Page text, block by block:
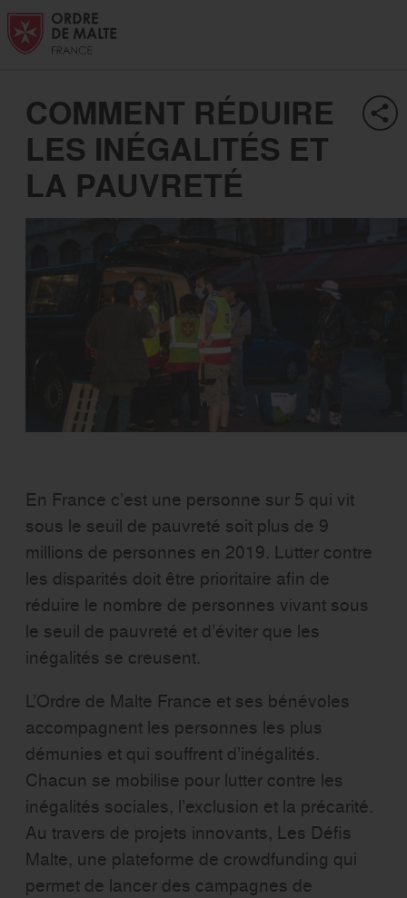
Aller au contenu
Aller à la recherche
Aller au menu
COMMENT RÉDUIRE
LES INÉGALITÉS ET
LA PAUVRETÉ
En France c’est une personne sur 5 qui vit
sous le seuil de pauvreté soit plus de 9
millions de personnes en 2019. Lutter contre
les disparités doit être prioritaire afin de
réduire le nombre de personnes vivant sous
le seuil de pauvreté et d’éviter que les
inégalités se creusent.
L’Ordre de Malte France et ses bénévoles
accompagnent les personnes les plus
démunies et qui souffrent d’inégalités.
Chacun se mobilise pour lutter contre les
inégalités sociales, l’exclusion et la précarité.
Au travers de projets innovants, Les Défis
Malte, une plateforme de crowdfunding qui
permet de lancer des campagnes de